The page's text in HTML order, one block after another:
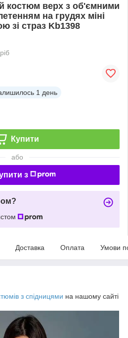
костюм верх з об'ємними
на грудях міні
зі страз Kb1398
1 день
Купити
або
з
Доставка Оплата Умови
з спідницями на нашому сайті